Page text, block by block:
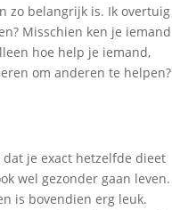
zo belangrijk is. Ik overtuig
Misschien ken je iemand
hoe help je iemand,
om anderen te helpen?
je exact hetzelfde dieet
wel gezonder gaan leven.
is bovendien erg leuk.